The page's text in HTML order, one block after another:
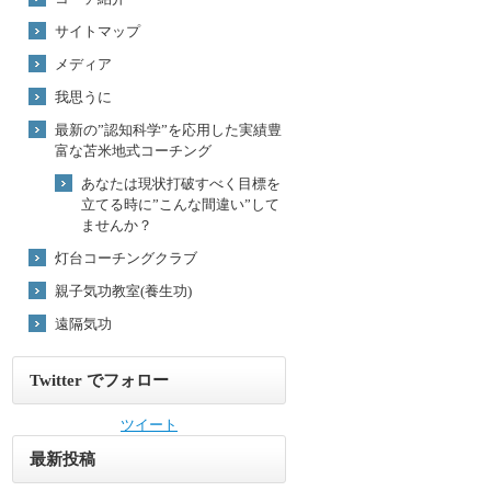
サイトマップ
メディア
我思うに
最新の”認知科学”を応用した実績豊
富な苫米地式コーチング
あなたは現状打破すべく目標を
立てる時に”こんな間違い”して
ませんか？
灯台コーチングクラブ
親子気功教室(養生功)
遠隔気功
Twitter でフォロー
ツイート
最新投稿